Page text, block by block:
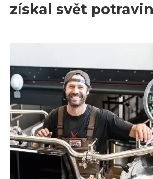
získal svět potravin